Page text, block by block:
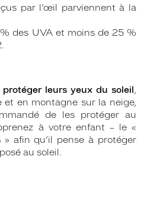
par l’œil parviennent à la
des UVA et moins de 25 %
leurs yeux du soleil,
en montagne sur la neige,
de les protéger au
à votre enfant – le «
» afin qu’il pense à protéger
au soleil.